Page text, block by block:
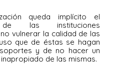
queda implícito el
de las instituciones
vulnerar la calidad de las
que de éstas se hagan
y de no hacer un
de las mismas.